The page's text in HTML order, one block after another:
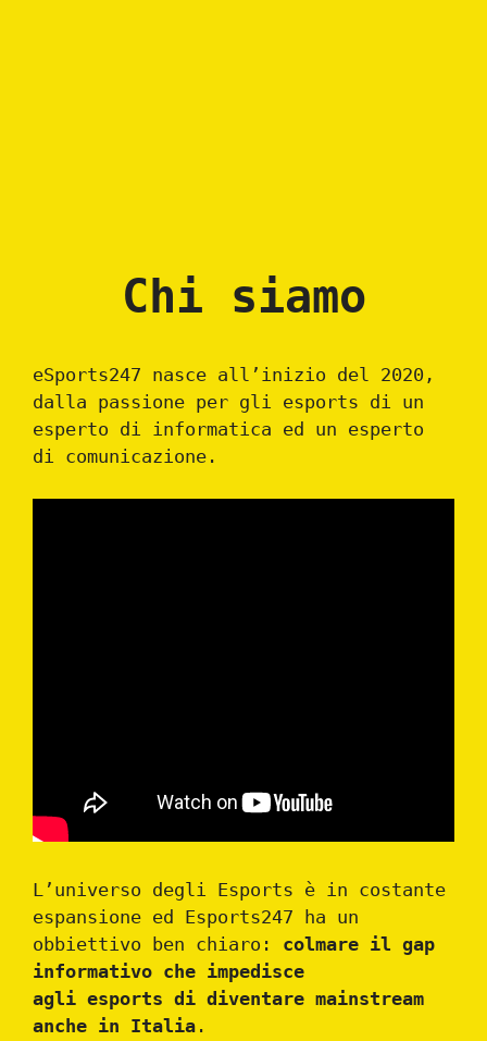
Chi siamo
eSports247 nasce all’inizio del 2020,
dalla passione per gli esports di un
esperto di informatica ed un esperto
di comunicazione.
L’universo degli Esports è in costante
espansione ed Esports247 ha un
obbiettivo ben chiaro: colmare il gap
informativo che impedisce
agli esports di diventare mainstream
anche in Italia .